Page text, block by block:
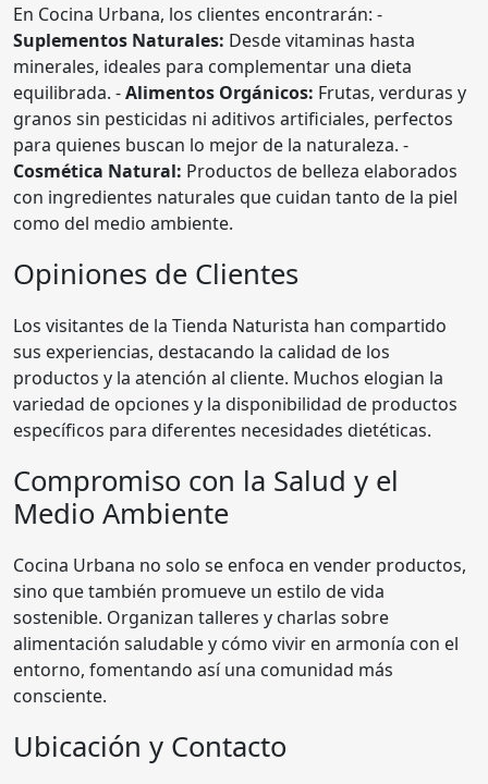
En Cocina Urbana, los clientes encontrarán: -
Suplementos Naturales: Desde vitaminas hasta
minerales, ideales para complementar una dieta
equilibrada. -Alimentos Orgánicos: Frutas, verduras y
granos sin pesticidas ni aditivos artificiales, perfectos
para quienes buscan lo mejor de la naturaleza. -
Cosmética Natural: Productos de belleza elaborados
con ingredientes naturales que cuidan tanto de la piel
como del medio ambiente.
Opiniones de Clientes
Los visitantes de la Tienda Naturista han compartido
sus experiencias, destacando la calidad de los
productos y la atención al cliente. Muchos elogian la
variedad de opciones y la disponibilidad de productos
específicos para diferentes necesidades dietéticas.
Compromiso con la Salud y el
Medio Ambiente
Cocina Urbana no solo se enfoca en vender productos,
sino que también promueve un estilo de vida
sostenible. Organizan talleres y charlas sobre
alimentación saludable y cómo vivir en armonía con el
entorno, fomentando así una comunidad más
consciente.
Ubicación y Contacto